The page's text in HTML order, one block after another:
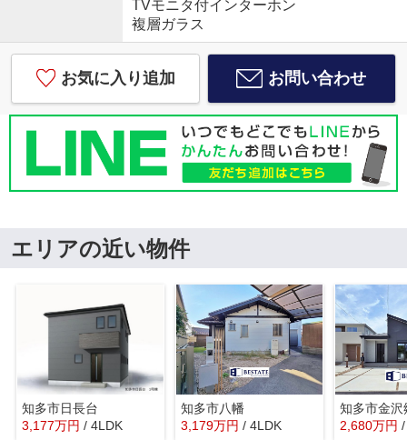
TVモニタ付インターホン
複層ガラス
お気に入り追加 お問い合わせ
エリアの近い物件
知多市日長台
3,177万円 / 4LDK
知多市八幡
3,179万円 / 4LDK 2,680万円